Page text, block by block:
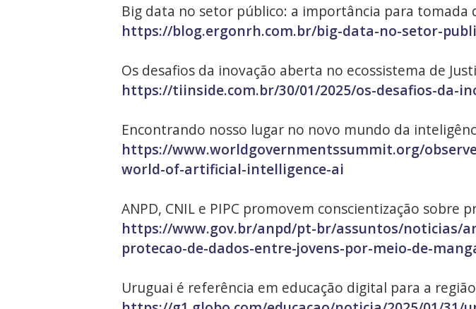
Big data no setor público: a importância para tomada
https://blog.ergonrh.com.br/big-data-no-setor-
Os desafios da inovação aberta no ecossistema de
https://tiinside.com.br/30/01/2025/os-desafios-da-
Encontrando nosso lugar no novo mundo da
https://www.worldgovernmentssummit.org/
world-of-artificial-intelligence-ai
ANPD, CNIL e PIPC promovem conscientização
https://www.gov.br/anpd/pt-br/assuntos/noticias/
protecao-de-dados-entre-jovens-por-meio-de-
Uruguai é referência em educação digital para a